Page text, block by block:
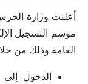
أعلنت وزارة
موسم التسجيل
العامة وذلك من
الدخول